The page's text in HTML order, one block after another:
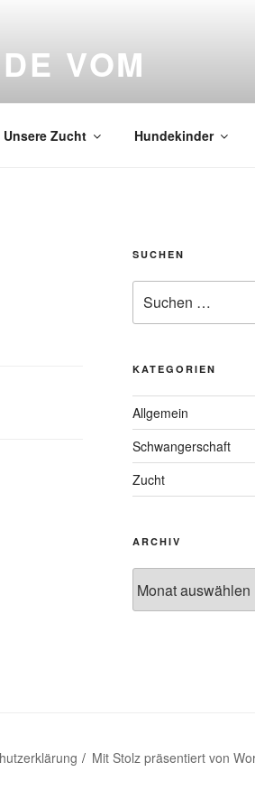
VOM
Unsere Zucht Hundekinder
SUCHEN
nach:
KATEGORIEN
Allgemein
Schwangerschaft
Zucht
ARCHIV
Mit Stolz präsentiert von